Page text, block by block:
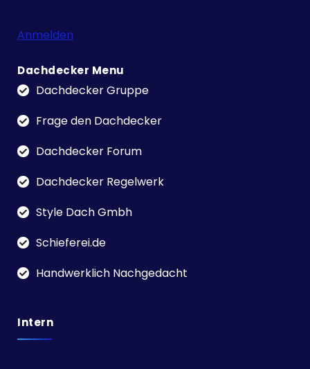
Anmelden
Dachdecker Menu
Dachdecker Gruppe
Frage den Dachdecker
Dachdecker Forum
Dachdecker Regelwerk
Style Dach Gmbh
Schieferei.de
Handwerklich Nachgedacht
Intern